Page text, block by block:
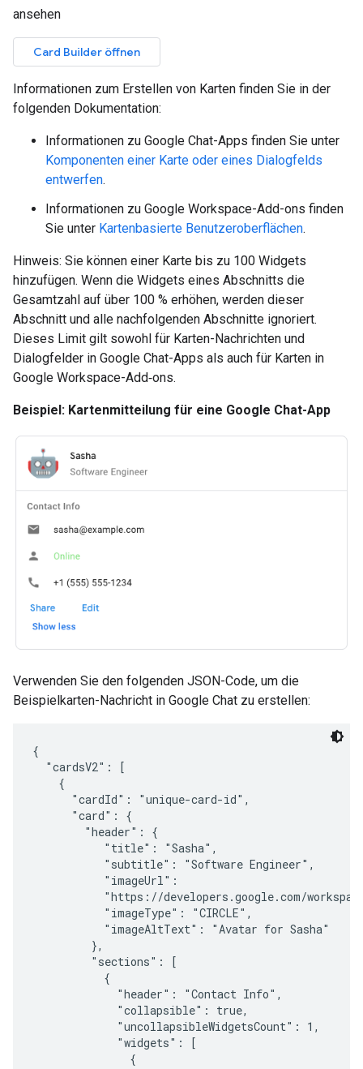
ansehen
Card Builder öffnen
Informationen zum Erstellen von Karten finden Sie in der
folgenden Dokumentation:
Informationen zu Google Chat-Apps finden Sie unter
Komponenten einer Karte oder eines Dialogfelds
entwerfen.
Informationen zu Google Workspace-Add-ons finden
Sie unter Kartenbasierte Benutzeroberflächen.
Hinweis: Sie können einer Karte bis zu 100 Widgets
hinzufügen. Wenn die Widgets eines Abschnitts die
Gesamtzahl auf über 100 % erhöhen, werden dieser
Abschnitt und alle nachfolgenden Abschnitte ignoriert.
Dieses Limit gilt sowohl für Karten-Nachrichten und
Dialogfelder in Google Chat-Apps als auch für Karten in
Google Workspace-Add‑ons.
Beispiel: Kartenmitteilung für eine Google Chat-App
Verwenden Sie den folgenden JSON-Code, um die
Beispielkarten-Nachricht in Google Chat zu erstellen:
{
  "cardsV2": [
    {
      "cardId": "unique-card-id",
      "card": {
        "header": {
           "title": "Sasha",
           "subtitle": "Software Engineer",
           "imageUrl":
"https://developers.google.com/
           "imageType": "CIRCLE",
           "imageAltText": "Avatar for Sasha"
         },
         "sections": [
           {
             "header": "Contact Info",
             "collapsible": true,
             "uncollapsibleWidgetsCount": 1,
             "widgets": [
               {